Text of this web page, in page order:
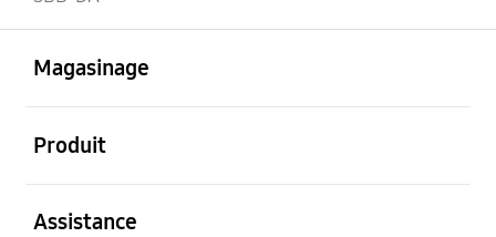
Magasinage
Produit
Assistance